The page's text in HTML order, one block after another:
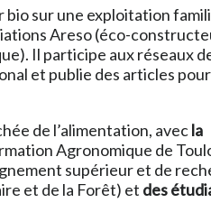
sur une exploitation
Areso (éco-
Il participe aux réseaux
et publie des articles
de l’alimentation, avecla
Agronomique de
supérieur et de
et de la Forêt) et des